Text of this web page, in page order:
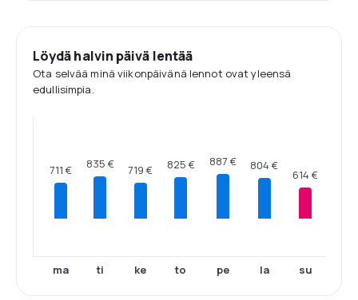
Löydä halvin päivä lentää
Ota selvää minä viikonpäivänä lennot ovat yleensä
edullisimpia.
711 €
ma
835 €
ti
719 €
ke
825 €
to
887 €
pe
804 €
la
614 €
su